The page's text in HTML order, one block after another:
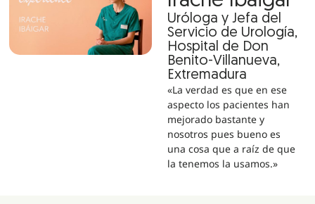
Uróloga y Jefa del
Servicio de Urología,
Hospital de Don
Benito-Villanueva,
Extremadura
«La verdad es que en ese
aspecto los pacientes han
mejorado bastante y
nosotros pues bueno es
una cosa que a raíz de que
la tenemos la usamos.»